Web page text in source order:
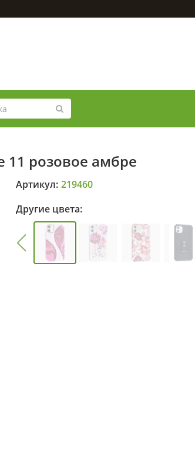
11 розовое амбре
Артикул: 219460
Другие цвета: